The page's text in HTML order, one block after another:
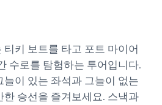
키 보트를 타고 포트 마이어
수로를 탐험하는 투어입니다.
이 있는 좌석과 그늘이 없는
승선을 즐겨보세요. 스낵과